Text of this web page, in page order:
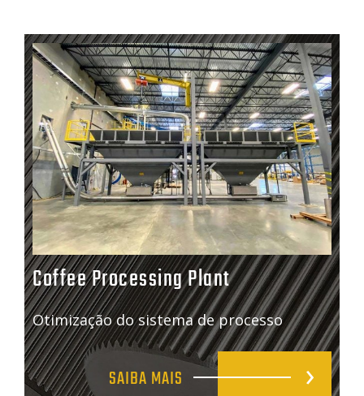
Coffee Processing Plant
Otimização do sistema de processo
SAIBA MAIS